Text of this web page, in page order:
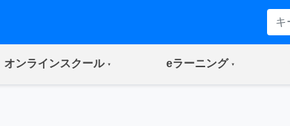
オンラインスクール(current) eラーニング(current)